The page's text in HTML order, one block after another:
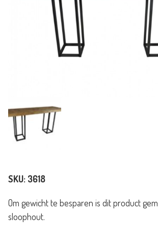
SKU: 3618
Om gewicht te besparen is dit product
sloophout.